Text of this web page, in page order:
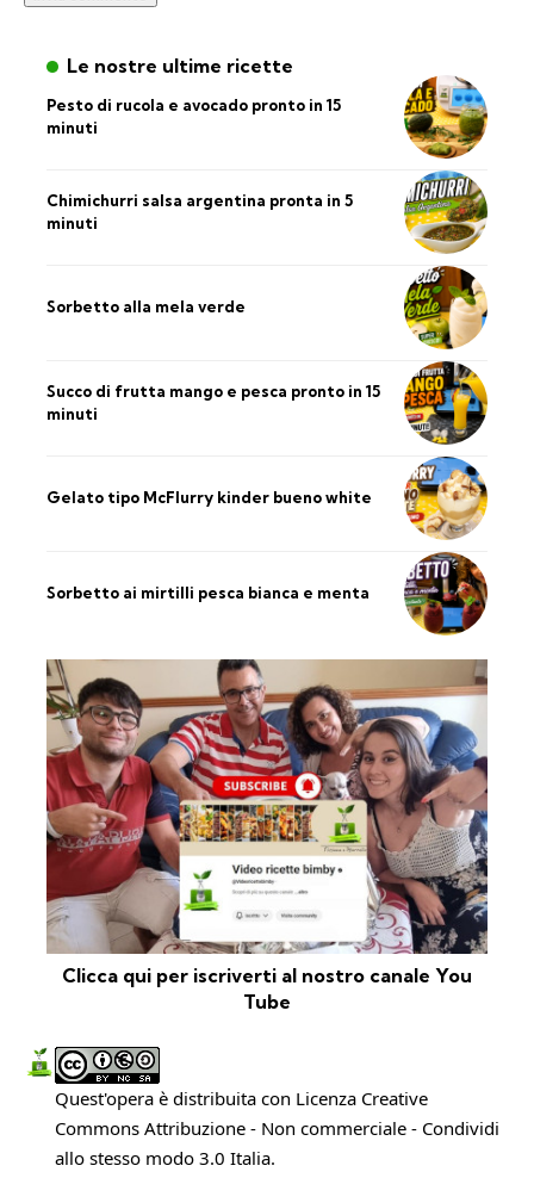
Le nostre ultime ricette
Pesto di rucola e avocado pronto in 15
minuti
Chimichurri salsa argentina pronta in 5
minuti
Sorbetto alla mela verde
Succo di frutta mango e pesca pronto in 15
minuti
Gelato tipo McFlurry kinder bueno white
Sorbetto ai mirtilli pesca bianca e menta
Clicca qui per iscriverti al nostro canale You
Tube
Quest'opera è distribuita con Licenza Creative
Commons Attribuzione - Non commerciale - Condividi
allo stesso modo 3.0 Italia.